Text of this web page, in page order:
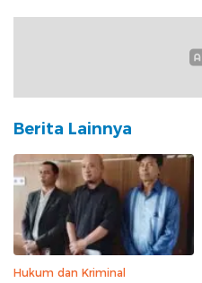
Berita Lainnya
Hukum dan Kriminal